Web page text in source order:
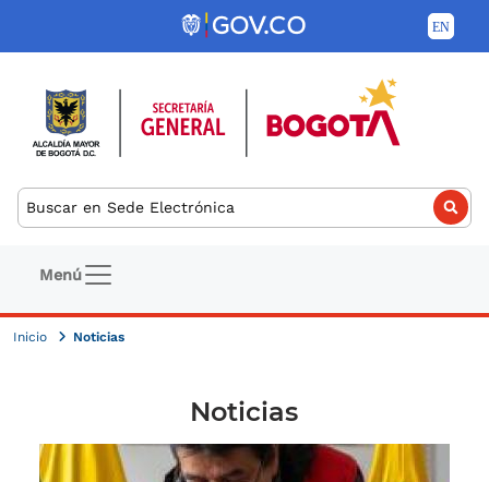
Pasar al contenido principal
Buscar
Navegación principal
Menú
Inicio Noticias
Noticias